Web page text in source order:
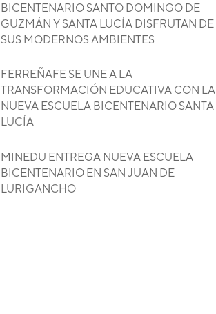
BICENTENARIO SANTO DOMINGO DE
GUZMÁN Y SANTA LUCÍA DISFRUTAN DE
SUS MODERNOS AMBIENTES
FERREÑAFE SE UNE A LA
TRANSFORMACIÓN EDUCATIVA CON LA
NUEVA ESCUELA BICENTENARIO SANTA
LUCÍA
MINEDU ENTREGA NUEVA ESCUELA
BICENTENARIO EN SAN JUAN DE
LURIGANCHO